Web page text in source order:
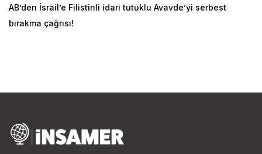
AB’den İsrail’e Filistinli idari tutuklu Avavde’yi serbest
bırakma çağrısı!